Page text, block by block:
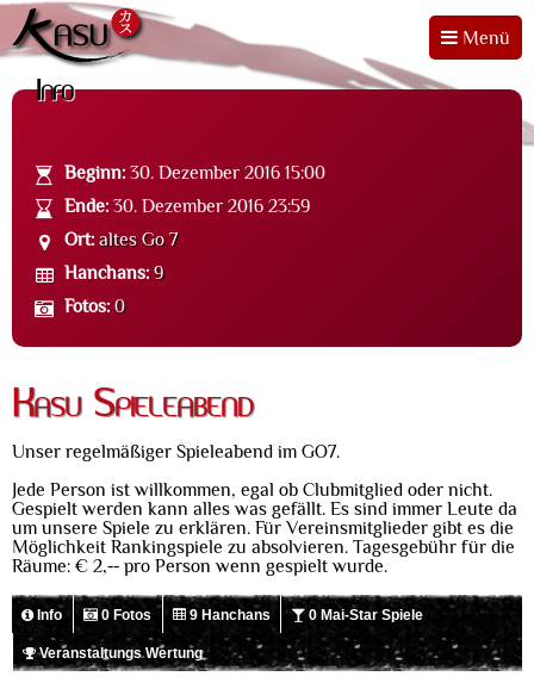
Menü
Info
Beginn: 30. Dezember 2016 15:00
Ende: 30. Dezember 2016 23:59
Ort: altes Go 7
Hanchans: 9
Fotos: 0
Kasu Spieleabend
Unser regelmäßiger Spieleabend im GO7.
Jede Person ist willkommen, egal ob Clubmitglied oder nicht.
Gespielt werden kann alles was gefällt. Es sind immer Leute da
um unsere Spiele zu erklären. Für Vereinsmitglieder gibt es die
Möglichkeit Rankingspiele zu absolvieren. Tagesgebühr für die
Räume: € 2,-- pro Person wenn gespielt wurde.
Info 0 Fotos 9 Hanchans 0 Mai-Star Spiele
Veranstaltungs Wertung